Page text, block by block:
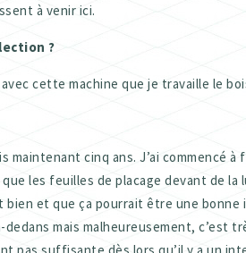
à venir ici.
?
cette machine que je travaille le
maintenant cinq ans. J’ai commencé
que les feuilles de placage devant de
et que ça pourrait être une bonne
mais malheureusement, c’est